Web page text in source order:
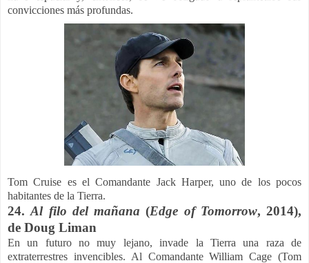
convicciones más profundas.
Tom Cruise es el Comandante Jack Harper, uno de los pocos
habitantes de la Tierra.
24.Al filo del mañana (Edge of Tomorrow, 2014),
de Doug Liman
En un futuro no muy lejano, invade la Tierra una raza de
extraterrestres invencibles. Al Comandante William Cage (Tom